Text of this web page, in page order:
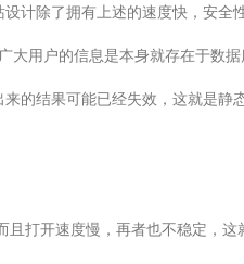
计除了拥有上述的速度快，安全
大用户的信息是本身就存在于数
的结果可能已经失效，这就是
打开速度慢，再者也不稳定，